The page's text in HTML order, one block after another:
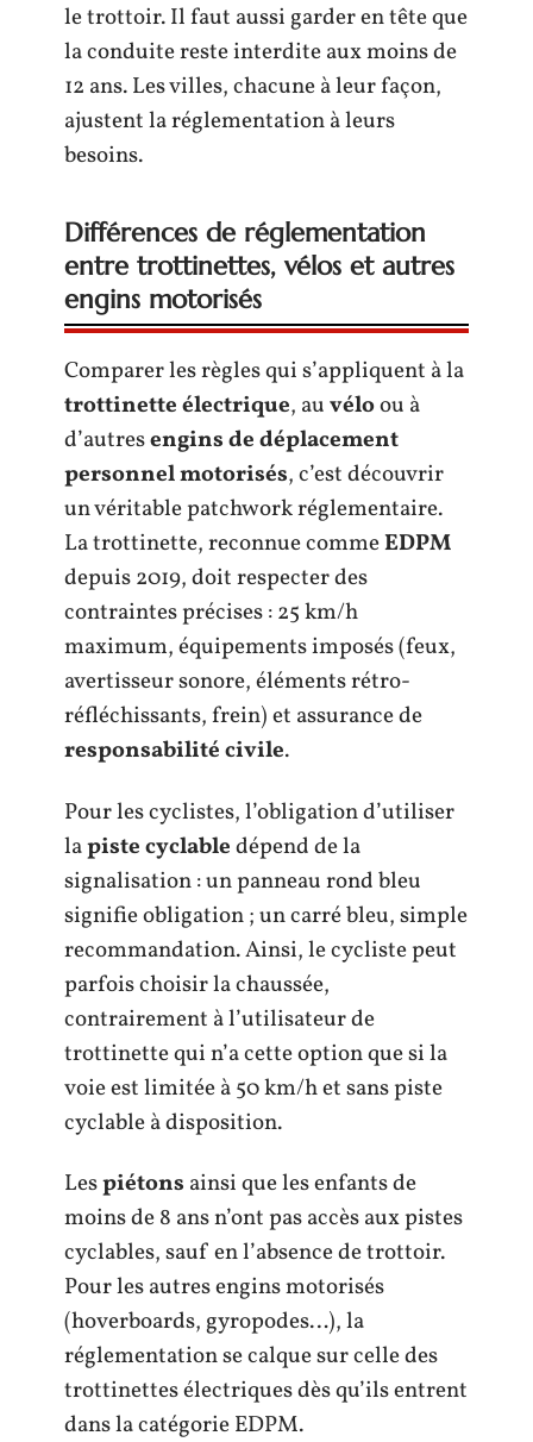
le trottoir. Il faut aussi garder en tête que
la conduite reste interdite aux moins de
12 ans. Les villes, chacune à leur façon,
ajustent la réglementation à leurs
besoins.
Différences de réglementation
entre trottinettes, vélos et autres
engins motorisés
Comparer les règles qui s’appliquent à la
trottinette électrique, auvéloou à
d’autresengins de déplacement
personnel motorisés, c’est découvrir
un véritable patchwork réglementaire.
La trottinette, reconnue commeEDPM
depuis 2019, doit respecter des
contraintes précises : 25 km/h
maximum, équipements imposés (feux,
avertisseur sonore, éléments rétro-
réfléchissants, frein) et assurance de
responsabilité civile.
Pour les cyclistes, l’obligation d’utiliser
lapiste cyclabledépend de la
signalisation : un panneau rond bleu
signifie obligation ; un carré bleu, simple
recommandation. Ainsi, le cycliste peut
parfois choisir la chaussée,
contrairement à l’utilisateur de
trottinette qui n’a cette option que si la
voie est limitée à 50 km/h et sans piste
cyclable à disposition.
Lespiétons ainsi que les enfants de
moins de 8 ans n’ont pas accès aux pistes
cyclables, sauf en l’absence de trottoir.
Pour les autres engins motorisés
(hoverboards, gyropodes…), la
réglementation se calque sur celle des
trottinettes électriques dès qu’ils entrent
dans la catégorie EDPM.